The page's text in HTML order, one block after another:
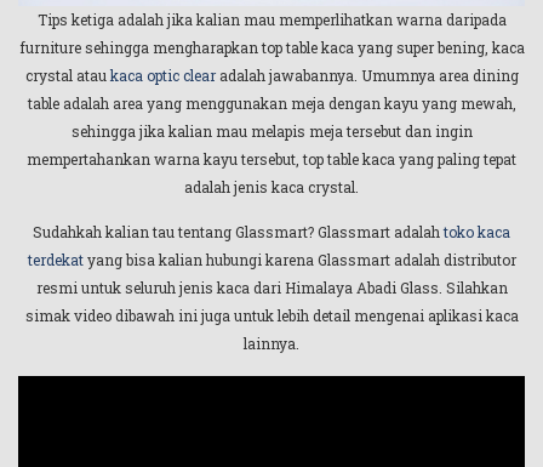
Tips ketiga adalah jika kalian mau memperlihatkan warna daripada
furniture sehingga mengharapkan top table kaca yang super bening, kaca
crystal atau kaca optic clearadalah jawabannya. Umumnya area dining
table adalah area yang menggunakan meja dengan kayu yang mewah,
sehingga jika kalian mau melapis meja tersebut dan ingin
mempertahankan warna kayu tersebut, top table kaca yang paling tepat
adalah jenis kaca crystal.
Sudahkah kalian tau tentang Glassmart? Glassmart adalahtoko kaca
terdekatyang bisa kalian hubungi karena Glassmart adalah distributor
resmi untuk seluruh jenis kaca dari Himalaya Abadi Glass. Silahkan
simak video dibawah ini juga untuk lebih detail mengenai aplikasi kaca
lainnya.